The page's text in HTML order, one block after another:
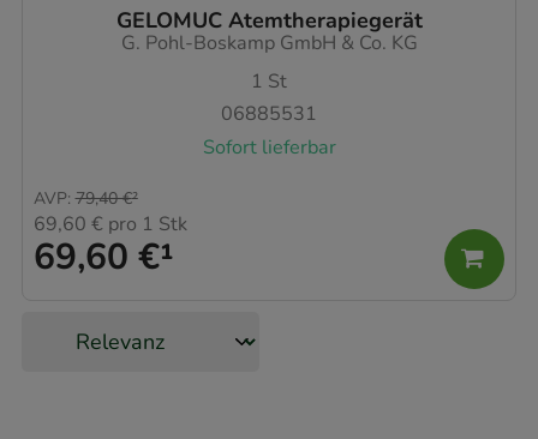
GELOMUC Atemtherapiegerät
G. Pohl-Boskamp GmbH & Co. KG
1 St
06885531
Sofort lieferbar
69,60 €¹
AVP: 79,40 €²
69,60 € pro 1 Stk